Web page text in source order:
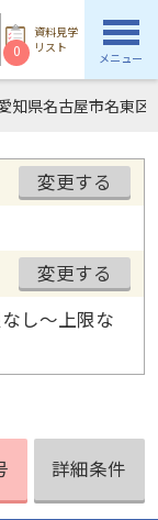
資料見学
リスト
0 メニュー
知県名古屋市名東区
変更する
変更する
し〜上限な
詳細条件